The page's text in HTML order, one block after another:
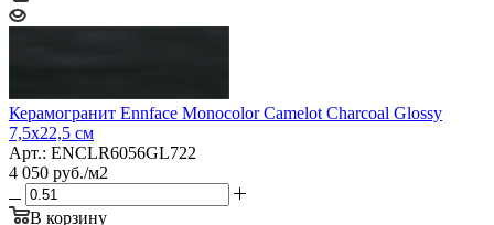
Керамогранит Ennface Monocolor Camelot Charcoal Glossy
7,5x22,5 см
Арт.: ENCLR6056GL722
4 050 руб./м2
В корзину